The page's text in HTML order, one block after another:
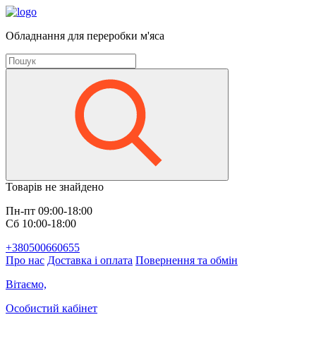
Обладнання для переробки м'яса
Товарів не знайдено
Пн-пт 09:00-18:00
Сб 10:00-18:00
+380500660655
Про нас Доставка і оплата Повернення та обмін
Вітаємо,
Особистий кабінет